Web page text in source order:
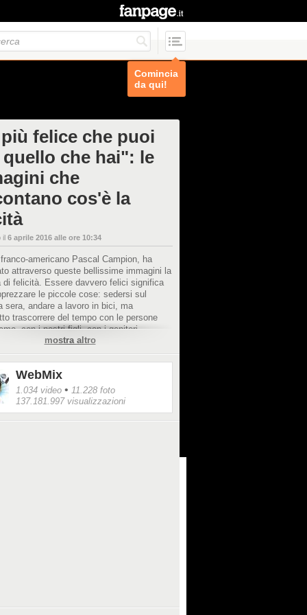
Comincia
da qui!
felice che puoi
che hai": le
che
cos'è la
il 6 aprile 2016 alle ore 10:34
americano Pascal Campion, ha
attraverso queste bellissime immagini la
di felicità. Essere davvero felici significa
le piccole cose: sedersi sul
sera, andare a lavoro in bici, ma
trascorrere del tempo con le persone
con i nostri figli, con i genitori.
davvero felici bisogna volersi bene e
il proprio tempo, senza mai
le gioie della quotidianità.
2016/04/05/pascal-
disegni-paternita_n_9615566.html?ref=fbpr
mostra altro
WebMix
1.034 video • 11.228 foto
137.181.997 visualizzazioni